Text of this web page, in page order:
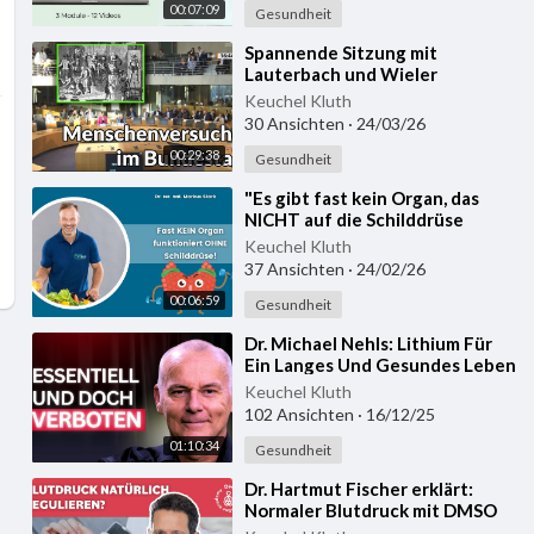
00:07:09 Gesundheit
00:29:38
⁣Spannende Sitzung mit
Lauterbach und Wieler
Keuchel Kluth
30 Ansichten · 24/03/26
Gesundheit
00:06:59
⁣"Es gibt fast kein Organ, das
NICHT auf die Schilddrüse
angewiesen ist" - Dr. rer. nat. Ma
Keuchel Kluth
37 Ansichten · 24/02/26
Gesundheit
01:10:34
⁣Dr. Michael Nehls: Lithium Für
Ein Langes Und Gesundes Leben
Keuchel Kluth
102 Ansichten · 16/12/25
Gesundheit
⁣Dr. Hartmut Fischer erklärt:
Normaler Blutdruck mit DMSO